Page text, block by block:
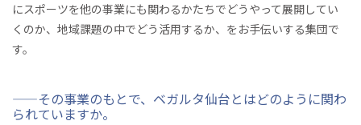
にスポーツを他の事業にも関わるかたちでどうやって展開してい
くのか、地域課題の中でどう活用するか、をお手伝いする集団で
す。
——その事業のもとで、ベガルタ仙台とはどのように関わ
られていますか。